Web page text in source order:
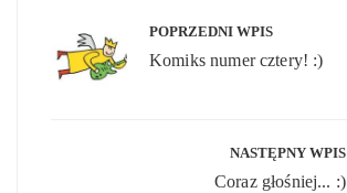
wpisu
POPRZEDNI WPIS
Komiks numer cztery! :)
NASTĘPNY WPIS
Coraz głośniej... :)